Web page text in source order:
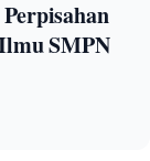
SMPN